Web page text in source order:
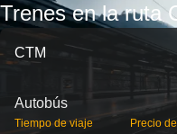
Trenes en la ruta
CTM
Autobús
Tiempo de viaje Precio de